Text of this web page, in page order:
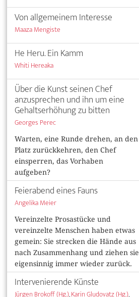
Von allgemeinem Interesse
Maaza Mengiste
He Heru. Ein Kamm
Whiti Hereaka
Über die Kunst seinen Chef
anzusprechen und ihn um eine
Gehaltserhöhung zu bitten
Georges Perec
Warten, eine Runde drehen, an den
Platz zurückkehren, den Chef
einsperren, das Vorhaben
aufgeben?
Feierabend eines Fauns
Angelika Meier
Vereinzelte Prosastücke und
vereinzelte Menschen haben etwas
gemein: Sie strecken die Hände aus
nach Zusammenhang und ziehen sie
eigensinnig immer wieder zurück.
Intervenierende Künste
Jürgen Brokoff (Hg.),Karin Gludovatz (Hg.),